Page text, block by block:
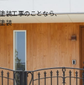
装工事のことなら、
装